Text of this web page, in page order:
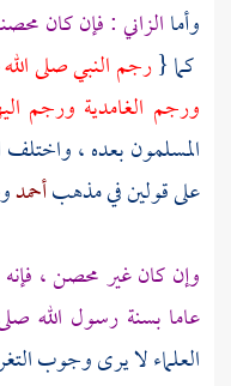
وأماالزاني : فإن كان
كما {رجم النبي صلى
ورجم الغامدية ورجم
المسلمون بعده ، واختلف
على قولين في مذهبأحمد
وإن كان غير محصن ،
عاما بسنة رسول الله
العلماء لا يرى وجوب